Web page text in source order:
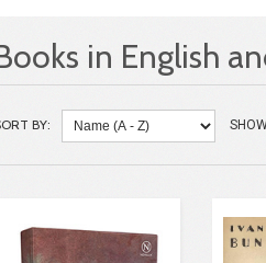
in English
BY: